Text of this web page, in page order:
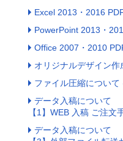
Excel 2013・2016
PowerPoint 2013・
Office 2007・2010
オリジナルデザイン
ファイル圧縮につい
データ入稿について
【1】WEB 入稿 ご注文
データ入稿について